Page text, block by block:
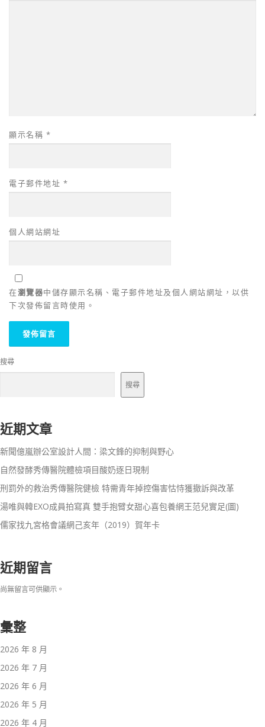
顯示名稱 *
電子郵件地址 *
個人網站網址
在瀏覽器中儲存顯示名稱、電子郵件地址及個人網站網址，以供
下次發佈留言時使用。
搜尋
搜尋
近期文章
新聞億嵐辦公室設計人間：梁文鋒的抑制與野心
自然發酵秀傳醫院體檢項目酸奶逐日現制
刑罰外的救治秀傳醫院健檢 特需青年掉控傷害怙恃獲撤訴與改革
湯唯與韓EXO成員拍寫真 雙手抱臂女甜心喜包養網王范兒實足(圖)
儒家找九宮格會議網己亥年（2019）賀年卡
近期留言
尚無留言可供顯示。
彙整
2026 年 8 月
2026 年 7 月
2026 年 6 月
2026 年 5 月
2026 年 4 月